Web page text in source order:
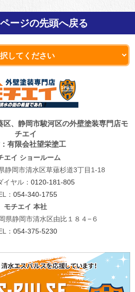
ージの先頭へ戻る
区、静岡市駿河区の外壁塗装専門店モ
チエイ
有限会社望栄塗工
エイ ショールーム
静岡市清水区草薙杉道3丁目1-18
イヤル： 0120-181-805
： 054-340-1755
モチエイ 本社
県静岡市清水区由比１８４−６
： 054-375-5230